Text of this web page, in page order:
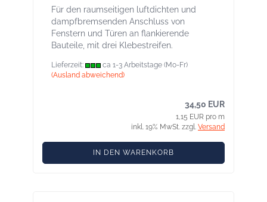
Für den raumseitigen luftdichten und
dampfbremsenden Anschluss von
Fenstern und Türen an flankierende
Bauteile, mit drei Klebestreifen.
Lieferzeit:
ca 1-3 Arbeitstage (Mo-Fr)
(Ausland abweichend)
34,50 EUR
1,15 EUR pro m
inkl. 19% MwSt. zzgl. Versand
IN DEN WARENKORB